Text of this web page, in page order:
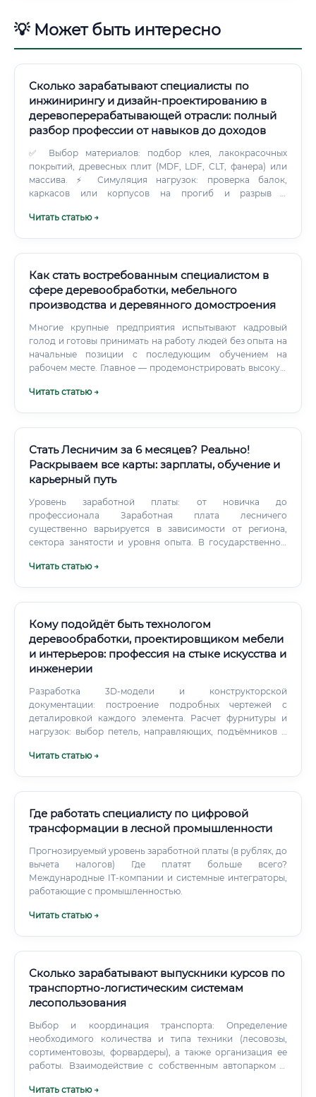
💡 Может быть интересно
Сколько зарабатывают специалисты по
инжинирингу и дизайн-проектированию в
деревоперерабатывающей отрасли: полный
разбор профессии от навыков до доходов
✅ Выбор материалов: подбор клея, лакокрасочных
покрытий, древесных плит (MDF, LDF, CLT, фанера) или
массива. ⚡ Симуляция нагрузок: проверка балок,
каркасов или корпусов на прогиб и разрыв в
Читать статью →
Как стать востребованным специалистом в
сфере деревообработки, мебельного
производства и деревянного домостроения
Многие крупные предприятия испытывают кадровый
голод и готовы принимать на работу людей без опыта на
начальные позиции с последующим обучением на
рабочем месте. Главное — продемонстрировать высокую
Необходимые навыки для успешной карьеры Для успеха
Читать статью →
Стать Лесничим за 6 месяцев? Реально!
Раскрываем все карты: зарплаты, обучение и
карьерный путь
Уровень заработной платы: от новичка до
профессионала Заработная плата лесничего
существенно варьируется в зависимости от региона,
сектора занятости и уровня опыта. В государственном
работу в особых условиях, районные коэффициенты. Где
Читать статью →
Кому подойдёт быть технологом
деревообработки, проектировщиком мебели
и интерьеров: профессия на стыке искусства и
инженерии
Разработка 3D-модели и конструкторской
документации: построение подробных чертежей с
деталировкой каждого элемента. Расчет фурнитуры и
нагрузок: выбор петель, направляющих, подъёмников и
технологических карт: прописание последовательности
Читать статью →
Где работать специалисту по цифровой
трансформации в лесной промышленности
Прогнозируемый уровень заработной платы (в рублях, до
вычета налогов) Где платят больше всего?
Международные IT-компании и системные интеграторы,
работающие с промышленностью.
Читать статью →
Сколько зарабатывают выпускники курсов по
транспортно-логистическим системам
лесопользования
Выбор и координация транспорта: Определение
необходимого количества и типа техники (лесовозы,
сортиментовозы, форвардеры), а также организация ее
работы. Взаимодействие с собственным автопарком и
Читать статью →